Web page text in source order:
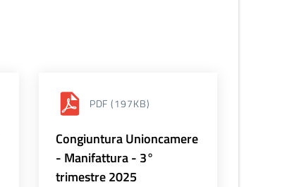
PDF (197KB)
Congiuntura Unioncamere
- Manifattura - 3°
trimestre 2025